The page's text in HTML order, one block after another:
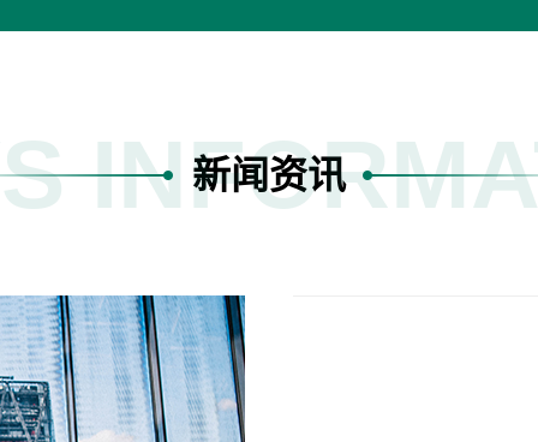
新闻资讯